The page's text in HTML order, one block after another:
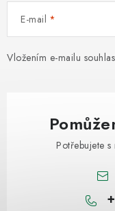
E-mail
Vložením e-mailu
Potřebujete